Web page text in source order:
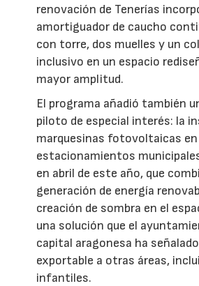
renovación de Tenerías
amortiguador de caucho
con torre, dos muelles y un
inclusivo en un espacio
mayor amplitud.
El programa añadió también
piloto de especial interés: la
marquesinas fotovoltaicas
estacionamientos
en abril de este año, que
generación de energía
creación de sombra en el
una solución que el
capital aragonesa ha
exportable a otras áreas,
infantiles.